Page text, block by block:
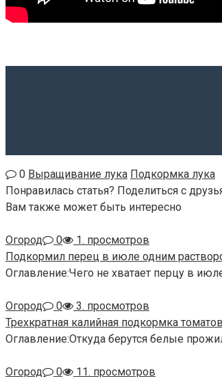
0 Выращивание лука Подкормка лука
Понравилась статья? Поделиться с
Вам также может быть интересно
Огород 0
1. просмотров
Подкормил перец в июле одним
Оглавление:Чего не хватает перцу в
Огород 0
3. просмотров
Трехкратная калийная подкормка
Оглавление:Откуда берутся белые
Огород 0 11. просмотров